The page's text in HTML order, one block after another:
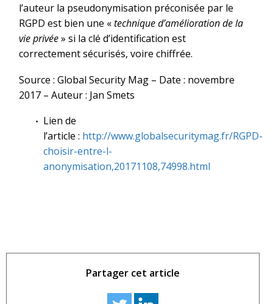
l’auteur la pseudonymisation préconisée par le
RGPD est bien une «technique d’amélioration de la
vie privée» si la clé d’identification est
correctement sécurisés, voire chiffrée.
Source : Global Security Mag – Date : novembre
2017 – Auteur : Jan Smets
Lien de
l’article : http://www.globalsecuritymag.fr/RGPD-
choisir-entre-l-
anonymisation,20171108,74998.html
Partager cet article